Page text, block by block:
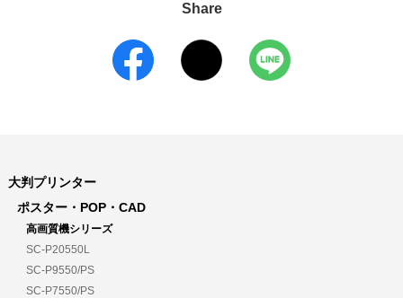
Share
大判プリンター
ポスター・POP・CAD
高画質機シリーズ
SC-P20550L
SC-P9550/PS
SC-P7550/PS